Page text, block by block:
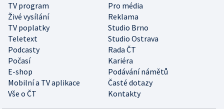
TV program
Pro média
Živé vysílání
Reklama
TV poplatky
Studio Brno
Teletext
Studio Ostrava
Podcasty
Rada ČT
Počasí
Kariéra
E-shop
Podávání námětů
Mobilní a TV aplikace
Časté dotazy
Vše o ČT
Kontakty